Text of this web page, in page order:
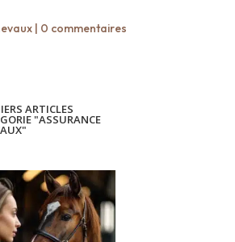
| 0 commentaires
ARTICLES
"ASSURANCE